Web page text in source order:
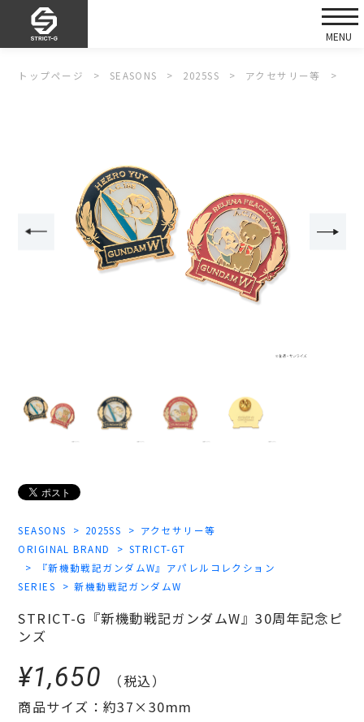
トップページ SEASONS 2025SS アクセサリー等
SEASONS 2025SS
アクセサリー等
ORIGINAL BRAND
STRICT-GT
『新機動戦記ガンダムW』アパレルコレクション
SERIES
新機動戦記ガンダムW
STRICT-G『新機動戦記ガンダムW』30周年記念ピ
ンズ
¥1,650
（税込）
商品サイズ：約37×30mm